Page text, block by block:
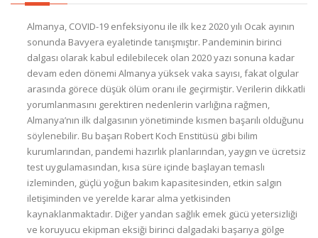
Almanya, COVID-19 enfeksiyonu ile ilk kez 2020 yılı Ocak ayının
sonunda Bavyera eyaletinde tanışmıştır. Pandeminin birinci
dalgası olarak kabul edilebilecek olan 2020 yazı sonuna kadar
devam eden dönemi Almanya yüksek vaka sayısı, fakat olgular
arasında görece düşük ölüm oranı ile geçirmiştir. Verilerin dikkatli
yorumlanmasını gerektiren nedenlerin varlığına rağmen,
Almanya’nın ilk dalgasının yönetiminde kısmen başarılı olduğunu
söylenebilir. Bu başarı Robert Koch Enstitüsü gibi bilim
kurumlarından, pandemi hazırlık planlarından, yaygın ve ücretsiz
test uygulamasından, kısa süre içinde başlayan temaslı
izleminden, güçlü yoğun bakım kapasitesinden, etkin salgın
iletişiminden ve yerelde karar alma yetkisinden
kaynaklanmaktadır. Diğer yandan sağlık emek gücü yetersizliği
ve koruyucu ekipman eksiği birinci dalgadaki başarıya gölge